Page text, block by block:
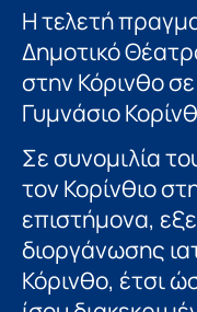
Η τελετή
Δημοτικό
στην Κόρινθο
Γυμνάσιο
Σε συνομιλία
τον Κορίνθιο
επιστήμονα,
διοργάνωσης
Κόρινθο, έτσι